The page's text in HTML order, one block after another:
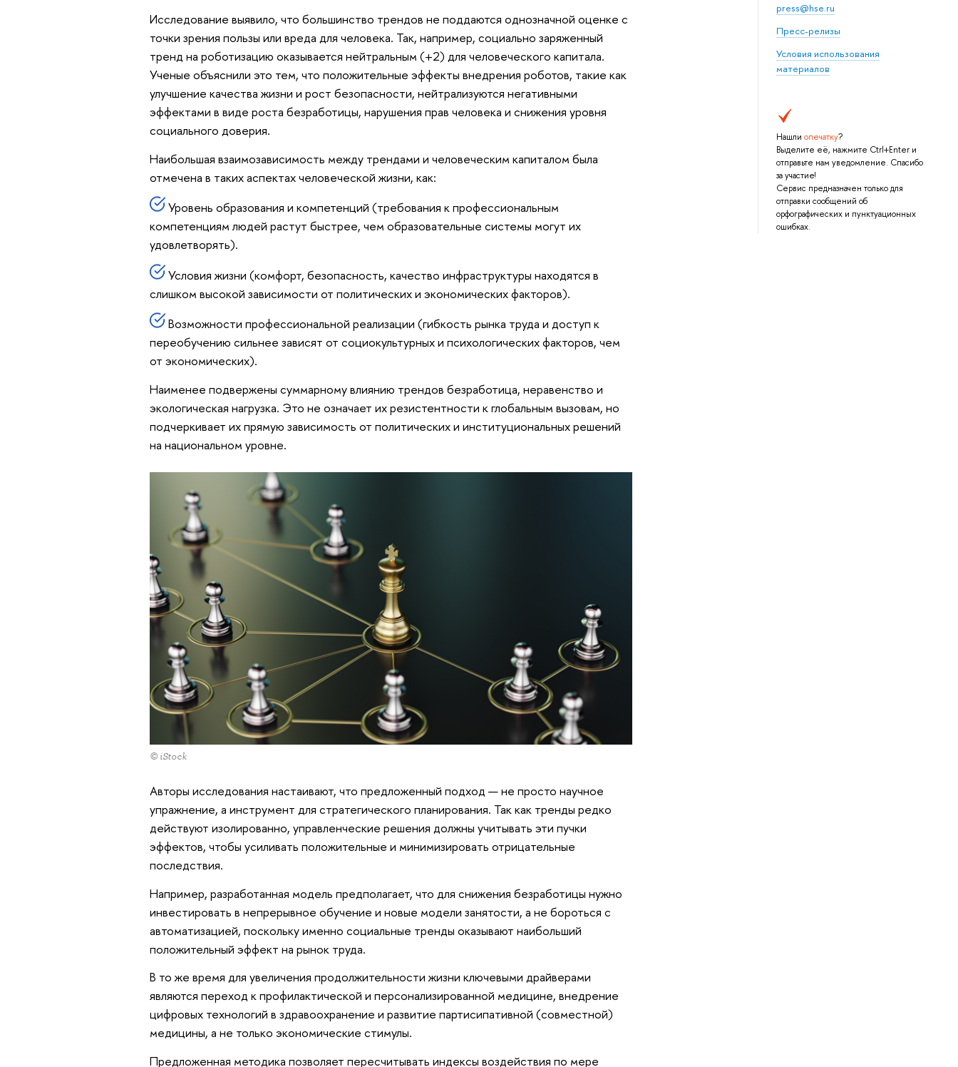
press@hse.ru
Пресс-релизы
Условия использования
материалов
Нашли опечатку?
Выделите её, нажмите Ctrl+Enter и
отправьте нам уведомление. Спасибо
за участие!
Сервис предназначен только для
отправки сообщений об
орфографических и пунктуационных
ошибках.
Исследование выявило, что большинство трендов не поддаются однозначной оценке с
точки зрения пользы или вреда для человека. Так, например, социально заряженный
тренд на роботизацию оказывается нейтральным (+2) для человеческого капитала.
Ученые объяснили это тем, что положительные эффекты внедрения роботов, такие как
улучшение качества жизни и рост безопасности, нейтрализуются негативными
эффектами в виде роста безработицы, нарушения прав человека и снижения уровня
социального доверия.
Наибольшая взаимозависимость между трендами и человеческим капиталом была
отмечена в таких аспектах человеческой жизни, как:
Уровень образования и компетенций (требования к профессиональным
компетенциям людей растут быстрее, чем образовательные системы могут их
удовлетворять).
Условия жизни (комфорт, безопасность, качество инфраструктуры находятся в
слишком высокой зависимости от политических и экономических факторов).
Возможности профессиональной реализации (гибкость рынка труда и доступ к
переобучению сильнее зависят от социокультурных и психологических факторов, чем
от экономических).
Наименее подвержены суммарному влиянию трендов безработица, неравенство и
экологическая нагрузка. Это не означает их резистентности к глобальным вызовам, но
подчеркивает их прямую зависимость от политических и институциональных решений
на национальном уровне.
© iStock
Авторы исследования настаивают, что предложенный подход — не просто научное
упражнение, а инструмент для стратегического планирования. Так как тренды редко
действуют изолированно, управленческие решения должны учитывать эти пучки
эффектов, чтобы усиливать положительные и минимизировать отрицательные
последствия.
Например, разработанная модель предполагает, что для снижения безработицы нужно
инвестировать в непрерывное обучение и новые модели занятости, а не бороться с
автоматизацией, поскольку именно социальные тренды оказывают наибольший
положительный эффект на рынок труда.
В то же время для увеличения продолжительности жизни ключевыми драйверами
являются переход к профилактической и персонализированной медицине, внедрение
цифровых технологий в здравоохранение и развитие партисипативной (совместной)
медицины, а не только экономические стимулы.
Предложенная методика позволяет пересчитывать индексы воздействия по мере